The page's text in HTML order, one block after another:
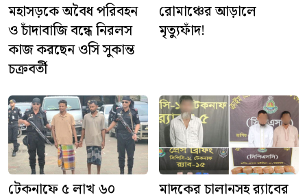
মহাসড়কে অবৈধ পরিবহন
ও চাঁদাবাজি বন্ধে নিরলস
কাজ করছেন ওসি সুকান্ত
চক্রবর্তী
রোমাঞ্চের আড়ালে
মৃত্যুফাঁদ!
টেকনাফে ৫ লাখ ৬০
মাদকের চালানসহ র‍্যাবের